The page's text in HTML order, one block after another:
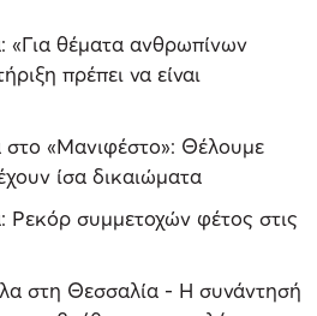
«Για θέματα ανθρωπίνων
πρέπει να είναι
«Μανιφέστο»: Θέλουμε
ίσα δικαιώματα
Ρεκόρ συμμετοχών φέτος στις
στη Θεσσαλία - Η συνάντησή